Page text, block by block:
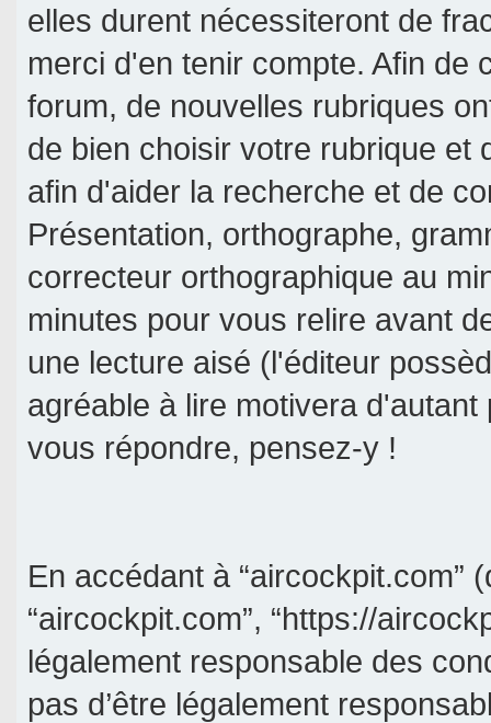
elles durent nécessiteront de
merci d'en tenir compte. Afin de
forum, de nouvelles rubriques
de bien choisir votre rubrique et
afin d'aider la recherche et de
Présentation, orthographe,
correcteur orthographique au
minutes pour vous relire avant
une lecture aisé (l'éditeur
agréable à lire motivera
vous répondre, pensez-y !
En accédant à “aircockpit.com”
“aircockpit.com”, “https://
légalement responsable des
pas d’être légalement